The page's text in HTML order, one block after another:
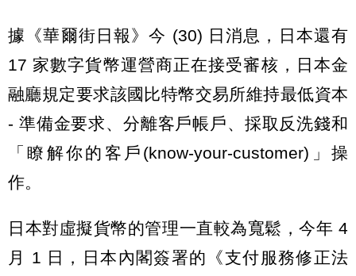
據《華爾街日報》今 (30) 日消息，日本還有
17 家數字貨幣運營商正在接受審核，日本金
融廳規定要求該國比特幣交易所維持最低資本
- 準備金要求、分離客戶帳戶、採取反洗錢和
「瞭解你的客戶(know-your-customer)」操
作。
日本對虛擬貨幣的管理一直較為寬鬆，今年 4
月 1 日，日本內閣簽署的《支付服務修正法